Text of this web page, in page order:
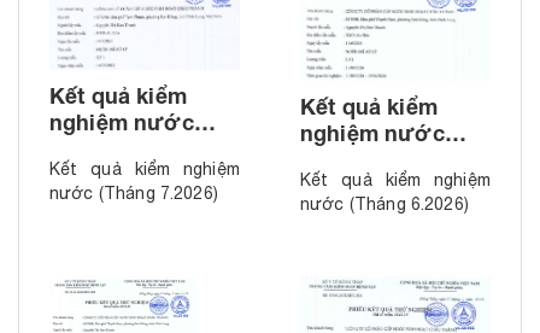
Kết quả kiểm
nghiệm nước
Kết quả kiểm nghiệm
nước (Tháng 7.2026)
Kết quả kiểm
nghiệm nước
Kết quả kiểm nghiệm
nước (Tháng 6.2026)